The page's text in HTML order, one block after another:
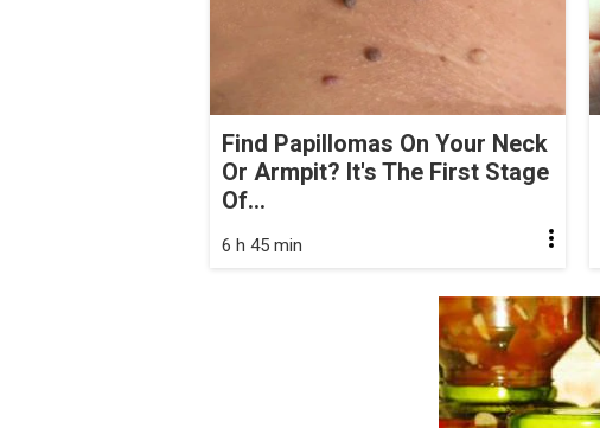
Find Papillomas On Your Neck
Or Armpit? It's The First Stage
Of...
6 h 45 min